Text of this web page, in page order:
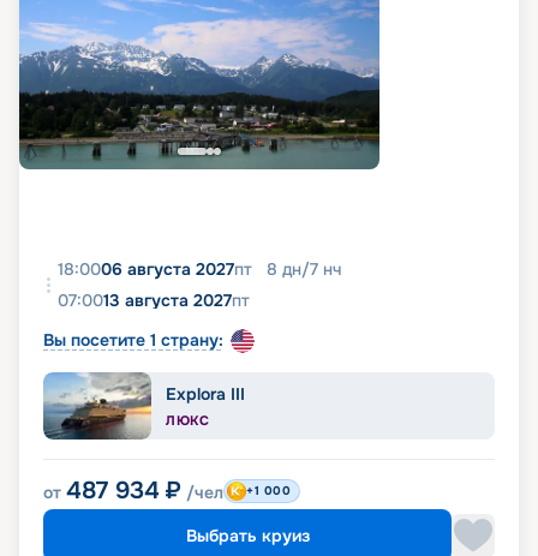
18:0006 августа 2027пт 8 дн/7 нч
07:0013 августа 2027пт
Вы посетите 1 страну:
Explora III
ЛЮКС
от 487 934 ₽ /чел +1 000
Выбрать круиз